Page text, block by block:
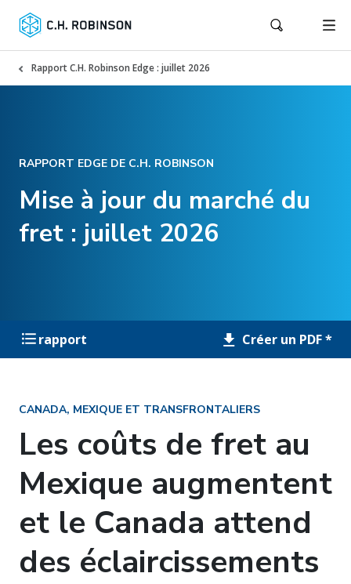
Rapport C.H. Robinson Edge : juillet 2026
RAPPORT EDGE DE C.H. ROBINSON
Mise à jour du marché du
fret : juillet 2026
rapport Créer un PDF *
CANADA, MEXIQUE ET TRANSFRONTALIERS
Les coûts de fret au
Mexique augmentent
et le Canada attend
des éclaircissements